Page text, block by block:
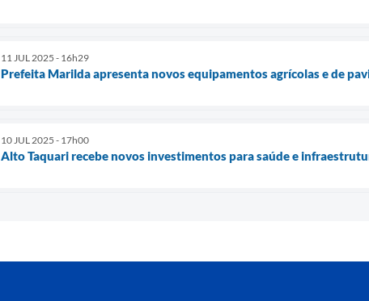
11 JUL 2025 - 16h29
Prefeita Marilda apresenta novos equipamentos agrícolas e de
10 JUL 2025 - 17h00
Alto Taquari recebe novos investimentos para saúde e